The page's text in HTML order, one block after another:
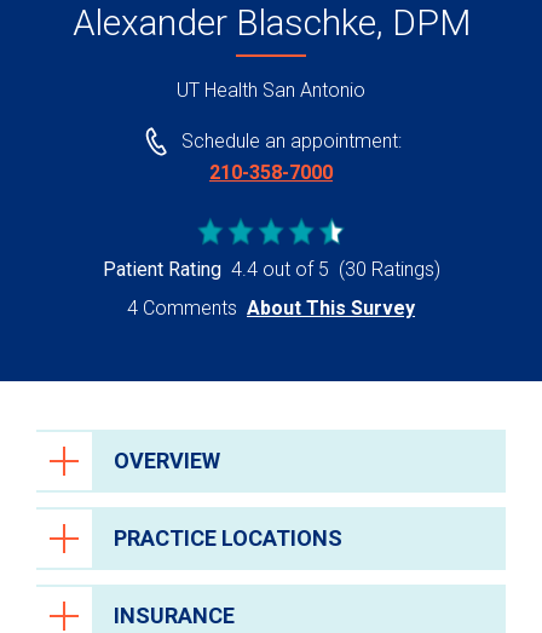
Alexander Blaschke, DPM
UT Health San Antonio
Schedule an appointment:
210-358-7000
Patient Rating 4.4 out of 5 (30 Ratings)
4 Comments About This Survey
OVERVIEW
PRACTICE LOCATIONS
INSURANCE